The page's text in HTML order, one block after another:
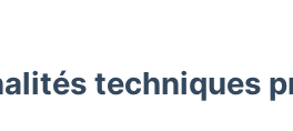
techniques